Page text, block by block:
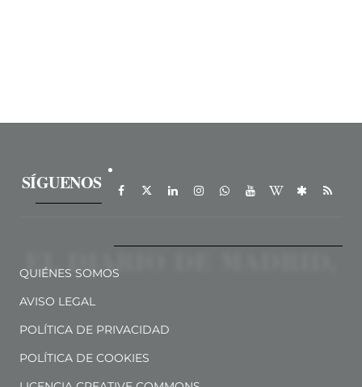
SÍGUENOS
QUIÉNES SOMOS
AVISO LEGAL
POLÍTICA DE PRIVACIDAD
POLÍTICA DE COOKIES